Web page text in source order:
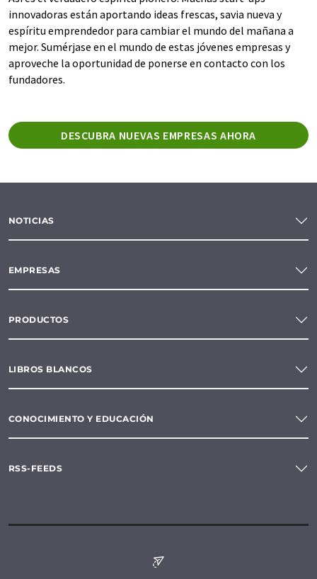
innovadoras están aportando ideas frescas, savia nueva y
espíritu emprendedor para cambiar el mundo del mañana a
mejor. Sumérjase en el mundo de estas jóvenes empresas y
aproveche la oportunidad de ponerse en contacto con los
fundadores.
DESCUBRA NUEVAS EMPRESAS AHORA
NOTICIAS
EMPRESAS
PRODUCTOS
LIBROS BLANCOS
CONOCIMIENTO Y EDUCACIÓN
RSS-FEEDS